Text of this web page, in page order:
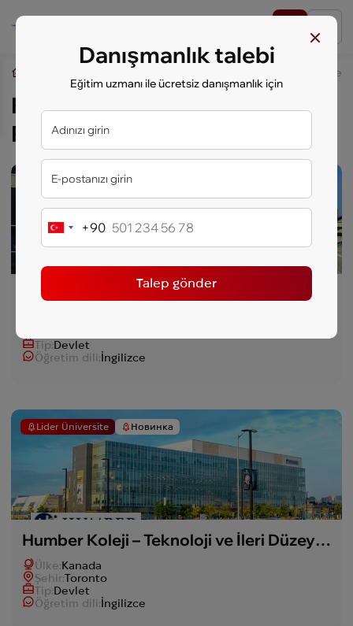
Öğrenciler İçin Yurt Dışında Eğitim Kanada
Kanada Üniversiteleri,
Program: Yüksek Lisans
En İyi Fiyat
George Brown Koleji
Tip:Devlet
Öğretim dili:İngilizce
Lider Üniversite Новинка
Humber Koleji – Teknoloji ve İleri Düzey Öğrenim Enstitüsü
Ülke:Kanada
Şehir:Toronto
Tip:Devlet
Öğretim dili:İngilizce
Danışmanlık talebi
Eğitim uzmanı ile ücretsiz danışmanlık için
Turkey+90
Talep gönder